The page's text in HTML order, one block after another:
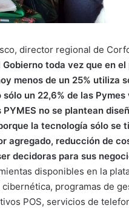
director regional de
toda vez que en
menos de un 25%
un 22,6% de las
PYMES no se plantean
la tecnología sólo se
agregado, reducción de
decidoras para sus
disponibles en la
programas de
POS, servicios de